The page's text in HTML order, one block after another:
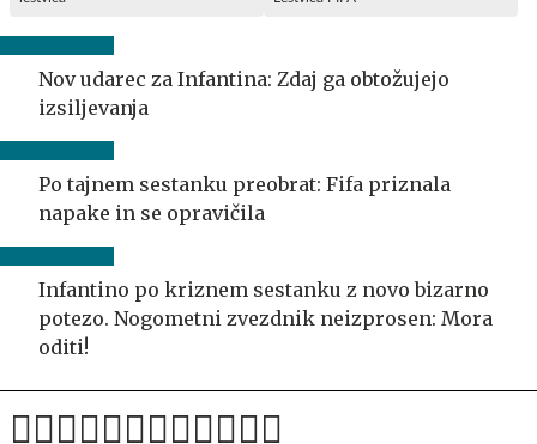
Nov udarec za Infantina: Zdaj ga obtožujejo
izsiljevanja
Po tajnem sestanku preobrat: Fifa priznala
napake in se opravičila
Infantino po kriznem sestanku z novo bizarno
potezo. Nogometni zvezdnik neizprosen: Mora
oditi!